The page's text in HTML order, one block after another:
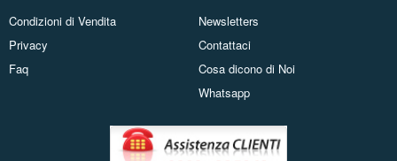
Condizioni di Vendita
Privacy
Faq
Newsletters
Contattaci
Cosa dicono di Noi
Whatsapp